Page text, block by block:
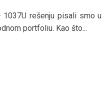
rešenju pisali smo u
portfoliu. Kao što...